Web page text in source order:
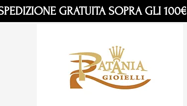
GRATUITA SOPRA GLI 100€